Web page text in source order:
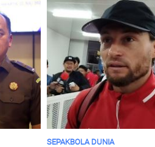
SEPAKBOLA DUNIA